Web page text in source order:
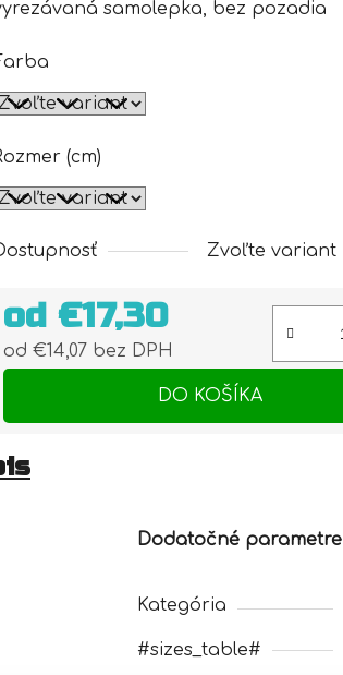
samolepka, bez pozadia
(cm)
Zvoľte variant
od €17,30
od €14,07 bez DPH
Jednotková cena:
DO KOŠÍKA
Dodatočné parametre
Kategória
#sizes_table#